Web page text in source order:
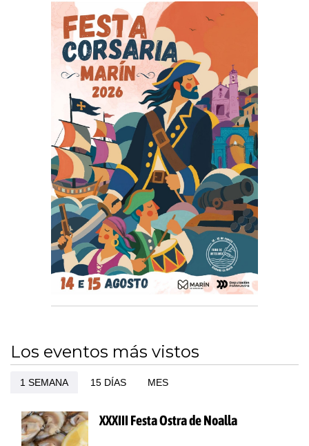
Los eventos más vistos
1 SEMANA 15 DÍAS MES
XXXIII Festa Ostra de Noalla